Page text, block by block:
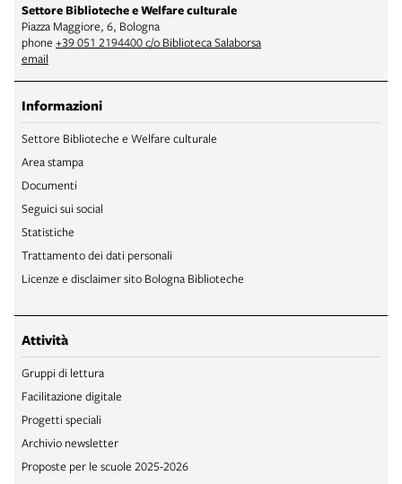
Settore Biblioteche e Welfare culturale
Piazza Maggiore, 6, Bologna
phone +39 051 2194400 c/o Biblioteca Salaborsa
email
Informazioni
Settore Biblioteche e Welfare culturale
Area stampa
Documenti
Seguici sui social
Statistiche
Trattamento dei dati personali
Licenze e disclaimer sito Bologna Biblioteche
Attività
Gruppi di lettura
Facilitazione digitale
Progetti speciali
Archivio newsletter
Proposte per le scuole 2025-2026